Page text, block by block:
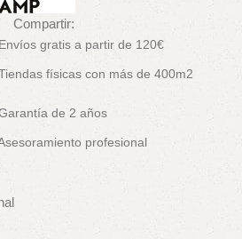
Compartir:
Envíos gratis a partir de 120€
físicas con más de 400m2
de 2 años
profesional